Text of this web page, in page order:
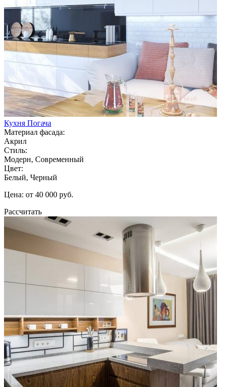
Кухня Погача
Материал фасада:
Акрил
Стиль:
Модерн, Современный
Цвет:
Белый, Черный
Цена: от 40 000 руб.
Рассчитать